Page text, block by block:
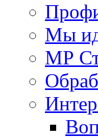
Мы
МР